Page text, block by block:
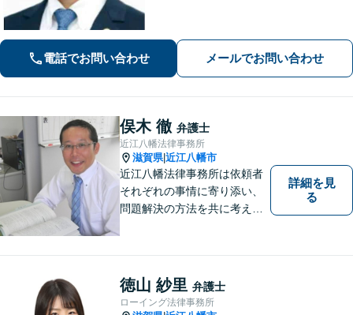
求など幅広く対応【オンライン面談】
【彦根駅7分】
電話でお問い合わせ メールでお問い合わせ
俣木 徹 弁護士
近江八幡法律事務所
滋賀県|近江八幡市
近江八幡法律事務所は依頼者
それぞれの事情に寄り添い、
問題解決の方法を共に考える
方」も、ぜひお気軽にご相談
ください。
詳細を見
る
徳山 紗里 弁護士
ローイング法律事務所